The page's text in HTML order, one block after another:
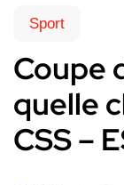
Sport
Coupe
quelle
CSS –